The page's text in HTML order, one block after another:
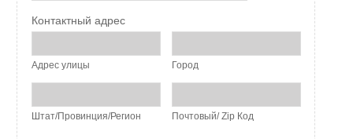
Контактный адрес
Адрес улицы Город
Штат/Провинция/Регион Почтовый/ Zip Код